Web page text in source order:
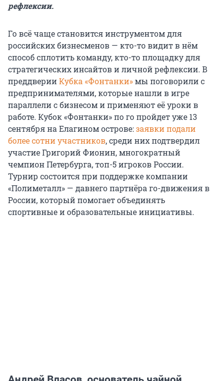
рефлексии.
Го всё чаще становится инструментом для
российских бизнесменов — кто-то видит в нём
способ сплотить команду, кто-то площадку для
стратегических инсайтов и личной рефлексии. В
преддверииКубка «Фонтанки»мы поговорили с
предпринимателями, которые нашли в игре
параллели с бизнесом и применяют её уроки в
работе. Кубок «Фонтанки» по го пройдет уже 13
сентября на Елагином острове:заявки подали
более сотни участников, среди них подтвердил
участие Григорий Фионин, многократный
чемпион Петербурга, топ-5 игроков России.
Турнир состоится при поддержке компании
«Полиметалл» — давнего партнёра го-движения в
России, который помогает объединять
спортивные и образовательные инициативы.